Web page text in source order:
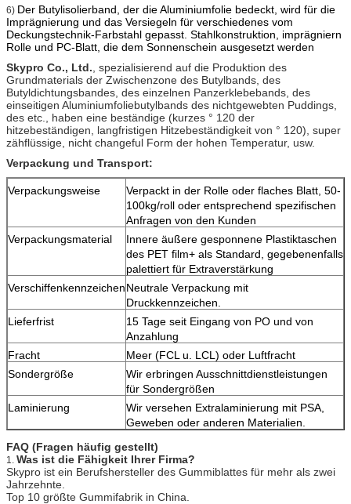
6) Der Butylisolierband, der die Aluminiumfolie bedeckt, wird für die
Imprägnierung und das Versiegeln für verschiedenes vom
Deckungstechnik-Farbstahl gepasst. Stahlkonstruktion, imprägniern
Rolle und PC-Blatt, die dem Sonnenschein ausgesetzt werden
Skypro Co., Ltd. , spezialisierend auf die Produktion des
Grundmaterials der Zwischenzone des Butylbands, des
Butyldichtungsbandes, des einzelnen Panzerklebebands, des
einseitigen Aluminiumfoliebutylbands des nichtgewebten Puddings,
des etc., haben eine beständige (kurzes ° 120 der
hitzebeständigen, langfristigen Hitzebeständigkeit von ° 120), super
zähflüssige, nicht changeful Form der hohen Temperatur, usw.
Verpackung und Transport:
Verpackungsweise
Verpackt in der Rolle oder flaches Blatt, 50-
100kg/roll oder entsprechend spezifischen
Anfragen von den Kunden
Verpackungsmaterial
Innere äußere gesponnene Plastiktaschen
des PET film+ als Standard, gegebenenfalls
palettiert für Extraverstärkung
VerschiffenkennzeichenNeutrale Verpackung mit
Druckkennzeichen.
Lieferfrist
15 Tage seit Eingang von PO und von
Anzahlung
Fracht
Meer (FCL u. LCL) oder Luftfracht
Sondergröße
Wir erbringen Ausschnittdienstleistungen
für Sondergrößen
Laminierung
Wir versehen Extralaminierung mit PSA,
Geweben oder anderen Materialien.
FAQ (Fragen häufig gestellt)
1. Was ist die Fähigkeit Ihrer Firma?
Skypro ist ein Berufshersteller des Gummiblattes für mehr als zwei
Jahrzehnte.
Top 10 größte Gummifabrik in China.